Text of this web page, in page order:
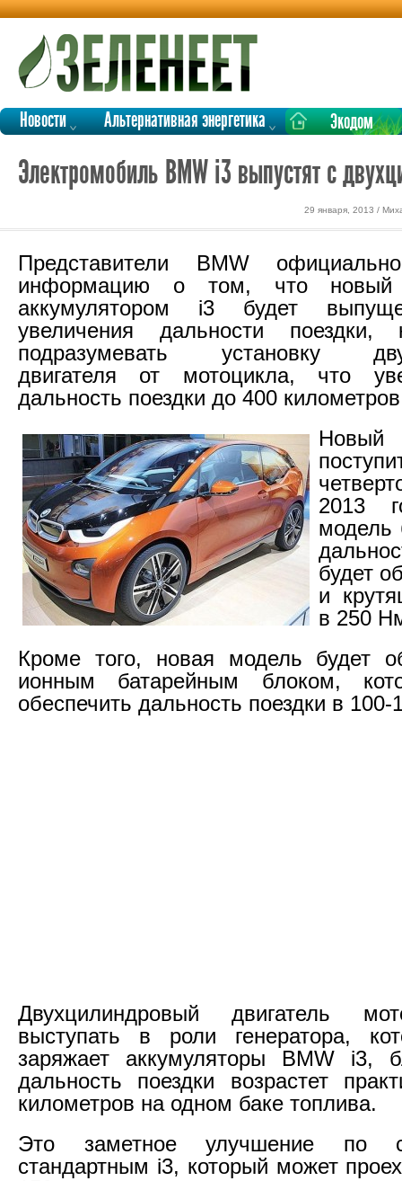
Новости Альтернативная энергетика Экодом
Электромобиль BMW i3 выпустят с
29 января, 2013 /
Представители BMW
информацию о том, что новый
аккумулятором i3 будет
увеличения дальности поездки,
подразумевать установку
двигателя от мотоцикла, что
дальность поездки до 400
2013
модель
будет
и
в 250
Кроме того, новая модель будет
ионным батарейным блоком,
обеспечить дальность поездки в
Двухцилиндровый двигатель
выступать в роли генератора,
заряжает аккумуляторы BMW i3,
дальность поездки возрастет
километров на одном баке топлива.
Это заметное улучшение по
стандартным i3, который может